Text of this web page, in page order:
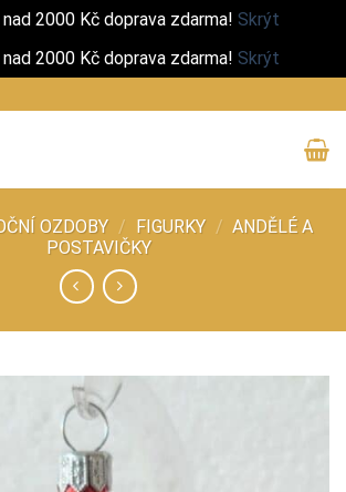
2000 Kč doprava zdarma! Skrýt
2000 Kč doprava zdarma! Skrýt
OZDOBY / FIGURKY / ANDĚLÉ A
POSTAVIČKY